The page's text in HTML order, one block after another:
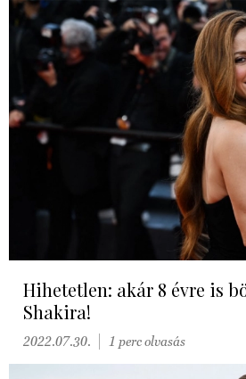
Hihetetlen: akár 8 évre is
Shakira!
2022.07.30. 1 perc olvasás